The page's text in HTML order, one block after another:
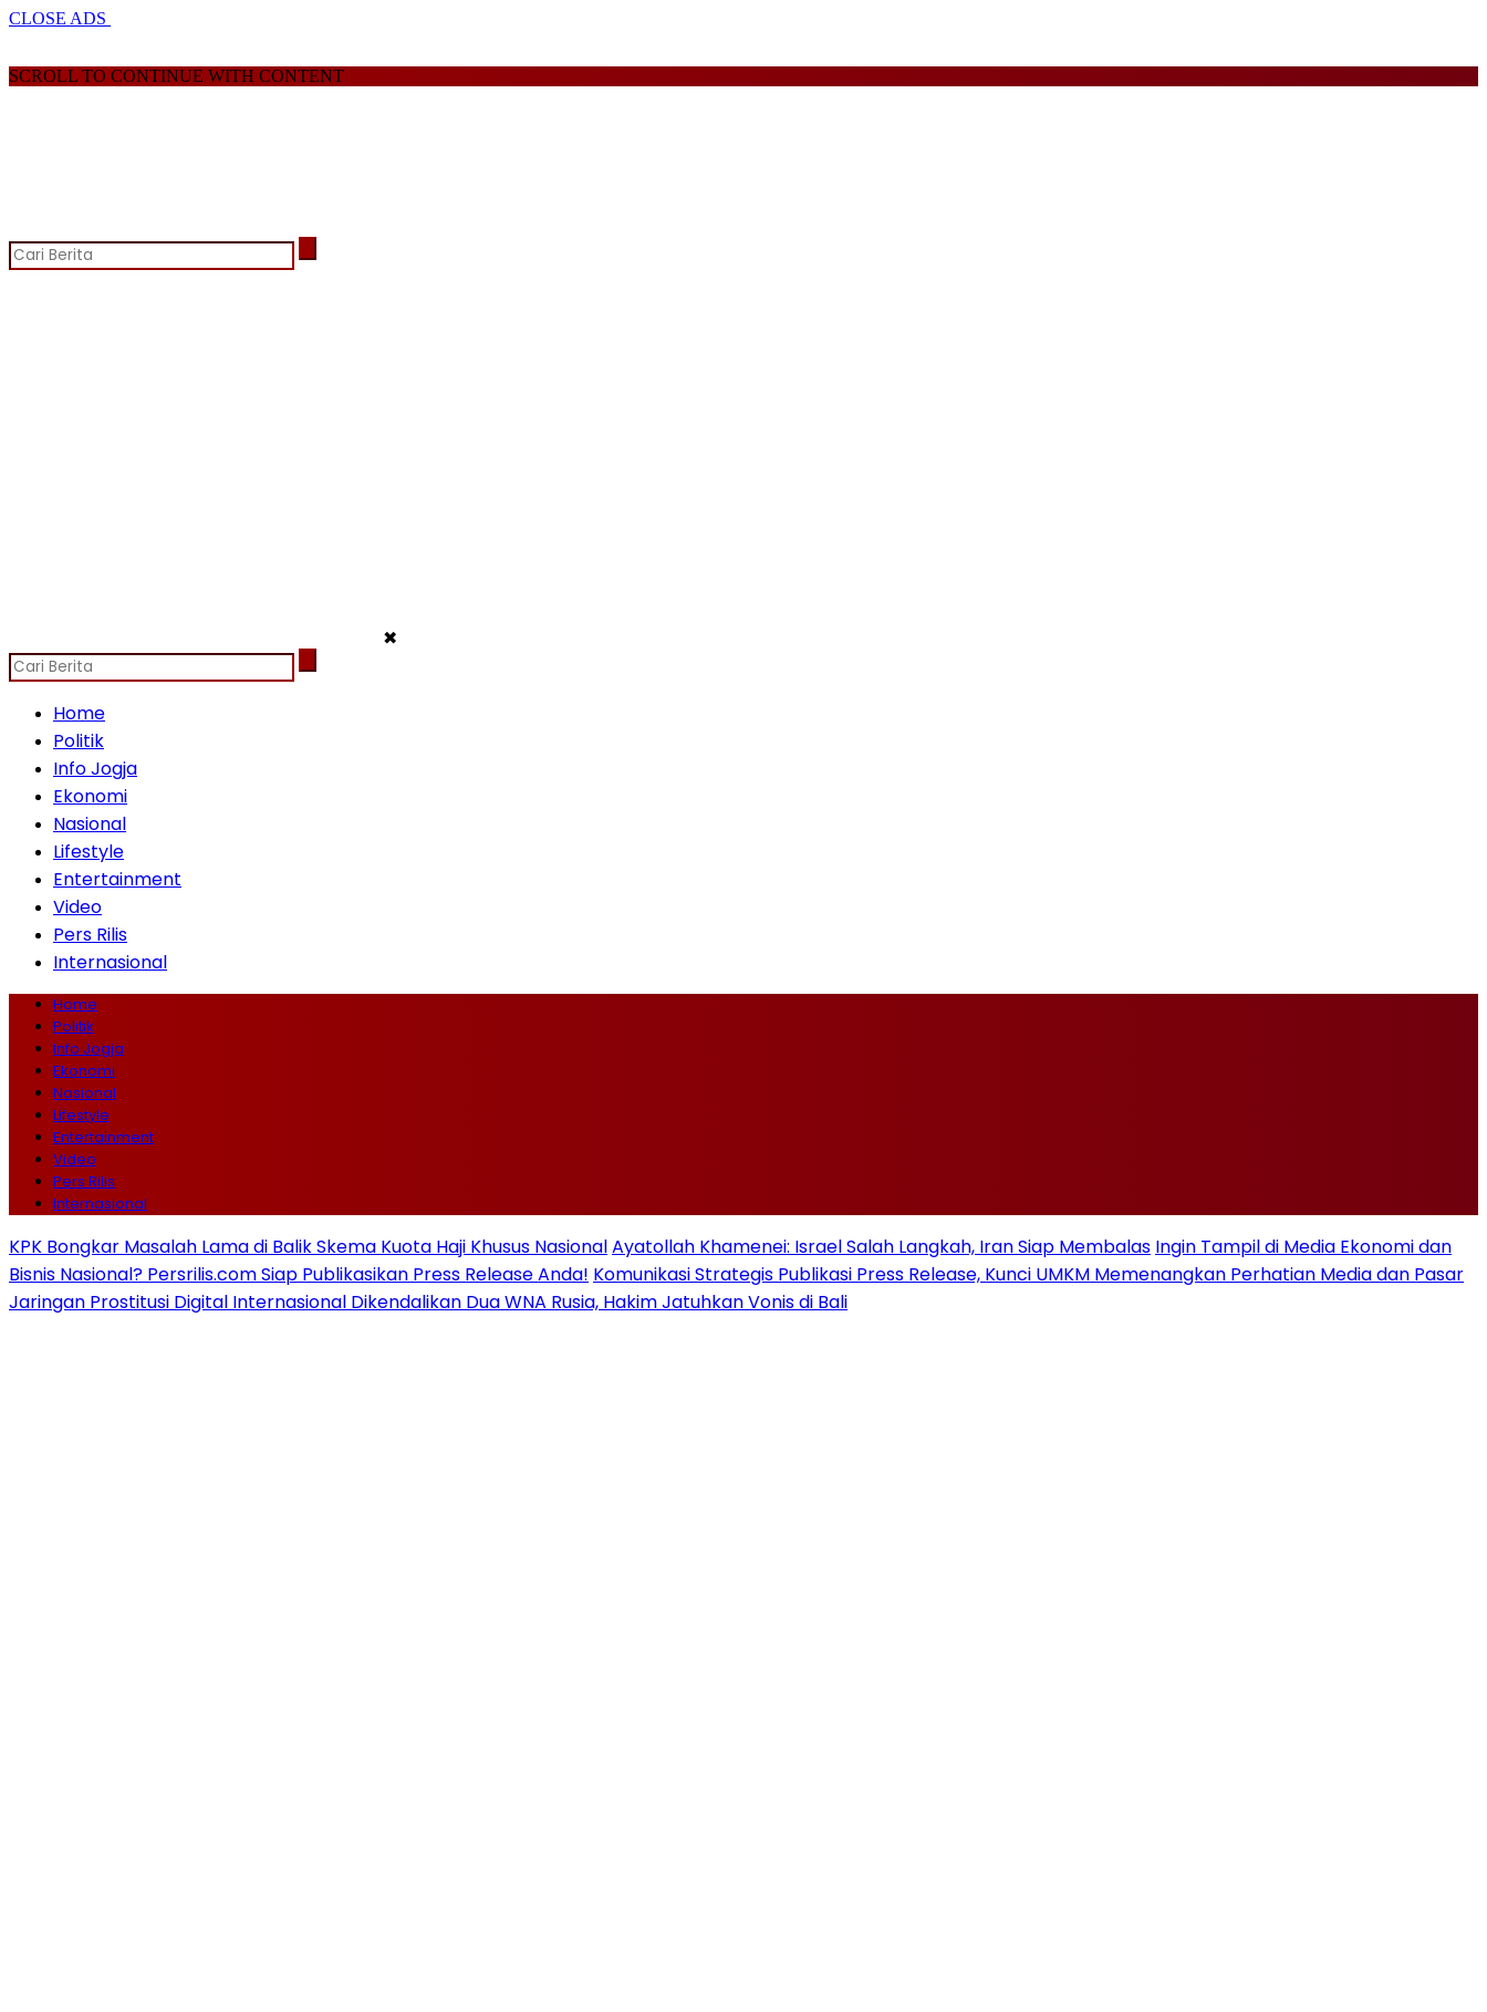
CLOSE ADS
SCROLL TO CONTINUE WITH CONTENT
✖
Home
Politik
Info Jogja
Ekonomi
Nasional
Lifestyle
Entertainment
Video
Pers Rilis
Internasional
Home
Politik
Info Jogja
Ekonomi
Nasional
Lifestyle
Entertainment
Video
Pers Rilis
Internasional
KPK Bongkar Masalah Lama di Balik Skema Kuota Haji Khusus NasionalAyatollah Khamenei: Israel Salah Langkah, Iran Siap Membalas Ingin Tampil di Media Ekonomi dan
Bisnis Nasional? Persrilis.com Siap Publikasikan Press Release Anda! Komunikasi Strategis Publikasi Press Release, Kunci UMKM Memenangkan Perhatian Media dan Pasar
Jaringan Prostitusi Digital Internasional Dikendalikan Dua WNA Rusia, Hakim Jatuhkan Vonis di Bali